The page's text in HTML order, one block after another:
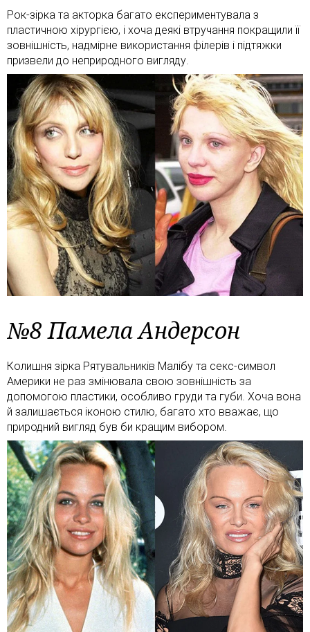
Рок-зірка та акторка багато експериментувала з
пластичною хірургією, і хоча деякі втручання покращили її
зовнішність, надмірне використання філерів і підтяжки
призвели до неприродного вигляду.
№8 Памела Андерсон
Колишня зірка Рятувальників Малібу та секс-символ
Америки не раз змінювала свою зовнішність за
допомогою пластики, особливо груди та губи. Хоча вона
й залишається іконою стилю, багато хто вважає, що
природний вигляд був би кращим вибором.